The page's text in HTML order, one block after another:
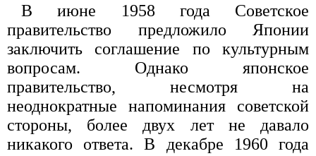
В июне 1958 года Советское
правительство предложило Японии
заключить соглашение по культурным
вопросам. Однако японское
правительство, несмотря на
неоднократные напоминания советской
стороны, более двух лет не давало
никакого ответа. В декабре 1960 года